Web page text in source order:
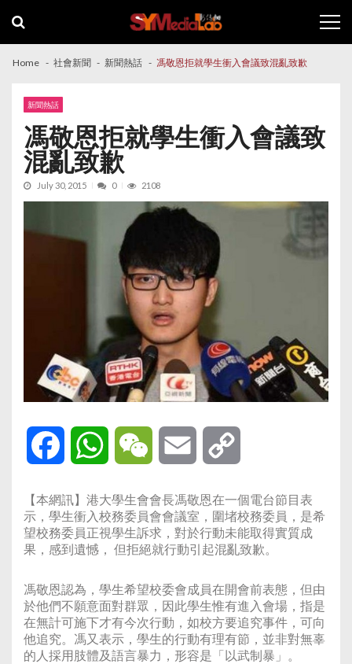
navigation
content
Home 社會新聞 新聞熱話 馮敬恩拒就學生衝入會議致混亂致歉
新聞熱話
馮敬恩拒就學生衝入會議致
混亂致歉
July 30, 2015 0 2108
Facebook WhatsAppWeChat Email
【本網訊】港大學生會會長馮敬恩在一個電台節目表
示，學生衝入校務委員會會議室，圍堵校務委員，是希
望校務委員正視學生訴求，對於行動未能取得實質成
果，感到遺憾， 但拒絕就行動引起混亂致歉。
馮敬恩認為，學生希望校委會成員在開會前表態，但由
於他們不願意面對群眾，因此學生惟有進入會場，指是
在無計可施下才有今次行動，如校方要追究事件，可向
他追究。馮又表示，學生的行動有理有節，並非對無辜
的人採用肢體及語言暴力，形容是「以武制暴」。